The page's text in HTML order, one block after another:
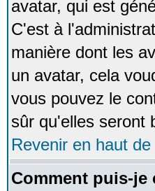
avatar, qui est
C'est à
manière dont les
un avatar, cela
vous pouvez le
sûr qu'elles seront
Revenir en haut
Comment puis-je